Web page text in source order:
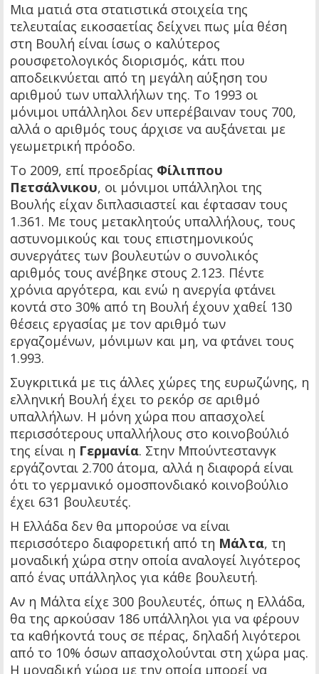
Μια ματιά στα στατιστικά στοιχεία της
τελευταίας εικοσαετίας δείχνει πως μία θέση
στη Βουλή είναι ίσως ο καλύτερος
ρουσφετολογικός διορισμός, κάτι που
αποδεικνύεται από τη μεγάλη αύξηση του
αριθμού των υπαλλήλων της. Το 1993 οι
μόνιμοι υπάλληλοι δεν υπερέβαιναν τους 700,
αλλά ο αριθμός τους άρχισε να αυξάνεται με
γεωμετρική πρόοδο.
Το 2009, επί προεδρίας Φίλιππου
Πετσάλνικου, οι μόνιμοι υπάλληλοι της
Βουλής είχαν διπλασιαστεί και έφτασαν τους
1.361. Με τους μετακλητούς υπαλλήλους, τους
αστυνομικούς και τους επιστημονικούς
συνεργάτες των βουλευτών ο συνολικός
αριθμός τους ανέβηκε στους 2.123. Πέντε
χρόνια αργότερα, και ενώ η ανεργία φτάνει
κοντά στο 30% από τη Βουλή έχουν χαθεί 130
θέσεις εργασίας με τον αριθμό των
εργαζομένων, μόνιμων και μη, να φτάνει τους
1.993.
Συγκριτικά με τις άλλες χώρες της ευρωζώνης, η
ελληνική Βουλή έχει το ρεκόρ σε αριθμό
υπαλλήλων. Η μόνη χώρα που απασχολεί
περισσότερους υπαλλήλους στο κοινοβούλιό
της είναι η Γερμανία. Στην Μπούντεστανγκ
εργάζονται 2.700 άτομα, αλλά η διαφορά είναι
ότι το γερμανικό ομοσπονδιακό κοινοβούλιο
έχει 631 βουλευτές.
Η Ελλάδα δεν θα μπορούσε να είναι
περισσότερο διαφορετική από τη Μάλτα, τη
μοναδική χώρα στην οποία αναλογεί λιγότερος
από ένας υπάλληλος για κάθε βουλευτή.
Αν η Μάλτα είχε 300 βουλευτές, όπως η Ελλάδα,
θα της αρκούσαν 186 υπάλληλοι για να φέρουν
τα καθήκοντά τους σε πέρας, δηλαδή λιγότεροι
από το 10% όσων απασχολούνται στη χώρα μας.
Η μοναδική χώρα με την οποία μπορεί να